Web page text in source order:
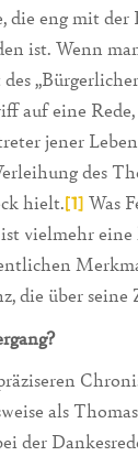
die eng mit
ist. Wenn
auf eine
jener
des
hielt.[1] Was
vielmehr eine
die über seine
als
der